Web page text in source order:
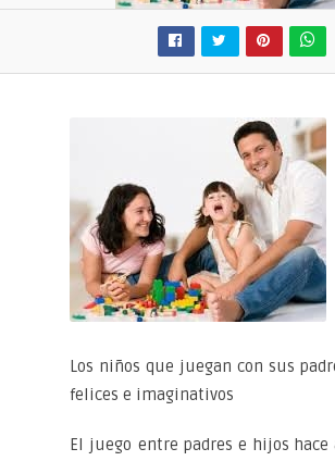
Los niños que juegan con sus
felices e imaginativos
El juego entre padres e hijos hace